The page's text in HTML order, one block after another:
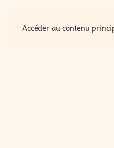
Accéder au contenu